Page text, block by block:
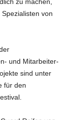
von
und Mitarbeiter-
sind unter
für den